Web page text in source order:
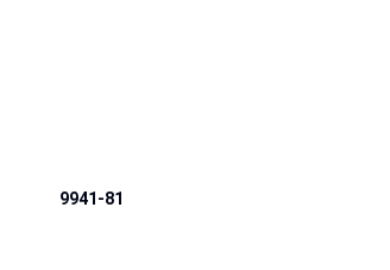
9941-81